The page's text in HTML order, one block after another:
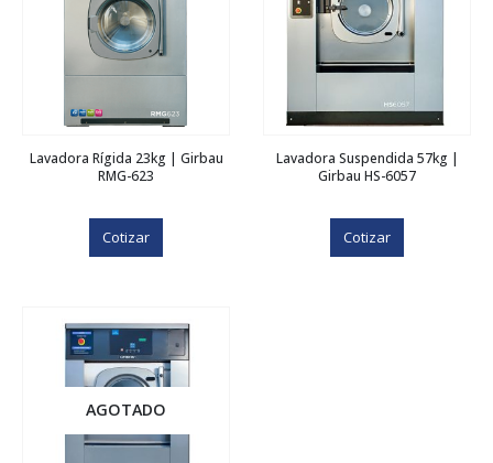
Lavadora Rígida 23kg | Girbau
RMG-623
Cotizar
Lavadora Suspendida 57kg |
Girbau HS-6057
Cotizar
AGOTADO